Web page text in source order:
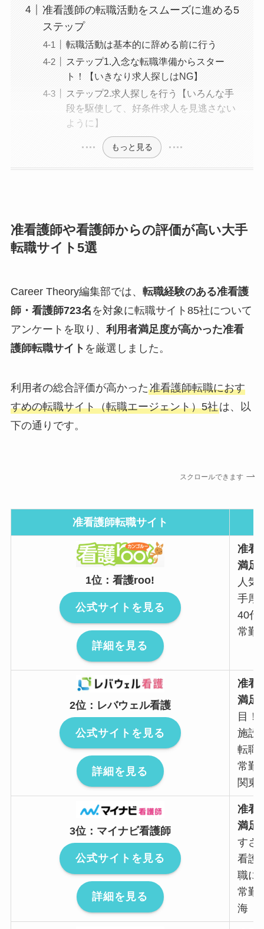
准看護師の転職活動をスムーズに進める5
ステップ
転職活動は基本的に辞める前に行う
ステップ1.入念な転職準備からスター
ト！【いきなり求人探しはNG】
ステップ2.求人探しを行う【いろんな手
段を駆使して、好条件求人を見逃さない
ように】
もっと見る
准看護師や看護師からの評価が高い大手
転職サイト5選
Career Theory編集部では、 転職経験のある准看護
師・看護師723名 を対象に転職サイト85社について
アンケートを取り、 利用者満足度が高かった准看
護師転職サイト を厳選しました。
利用者の総合評価が高かった准看護師転職におす
すめの転職サイト（転職エージェント）5社は、以
下の通りです。
スクロールできます
准看護師転職サイト
1位：看護roo!
公式サイトを見る
詳細を見る
准看
満足
人気
手厚
40代
常勤
2位：レバウェル看護
公式サイトを見る
詳細を見る
准看
満足
目！
施設
転職
常勤
関東
3位：マイナビ看護師
公式サイトを見る
詳細を見る
准看
満足
すさ
看護
職に
常勤
海